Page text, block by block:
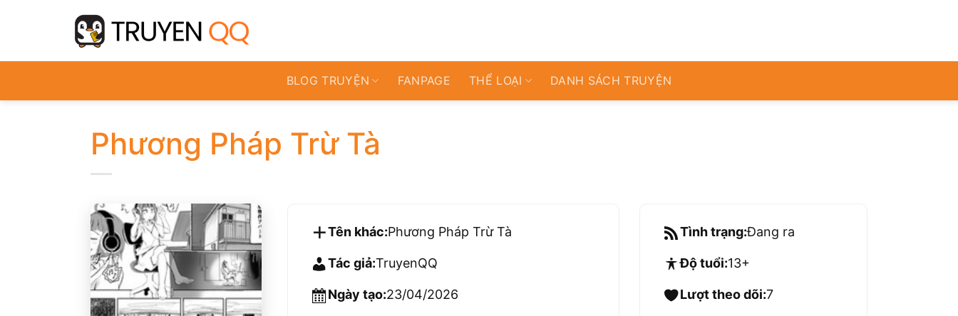
dung
BLOG TRUYỆN
FANPAGE THỂ LOẠI DANH SÁCH TRUYỆN
Phương Pháp Trừ Tà
Tên khác:Phương Pháp Trừ Tà
Tác giả:TruyenQQ
Ngày tạo:23/04/2026
Tình trạng:Đang ra
Độ tuổi:13+
Lượt theo dõi:7